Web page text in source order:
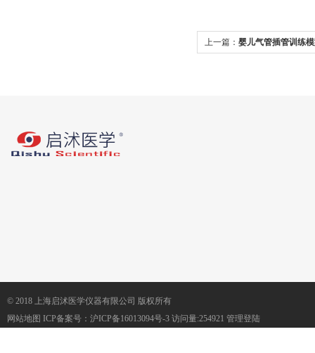
上一篇： 婴儿气管插管训练
© 2018 上海启沭医学仪器有限公司 版权所有
网站地图 ICP备案号： 沪ICP备16013094号-3 访问量:254921 管理登陆